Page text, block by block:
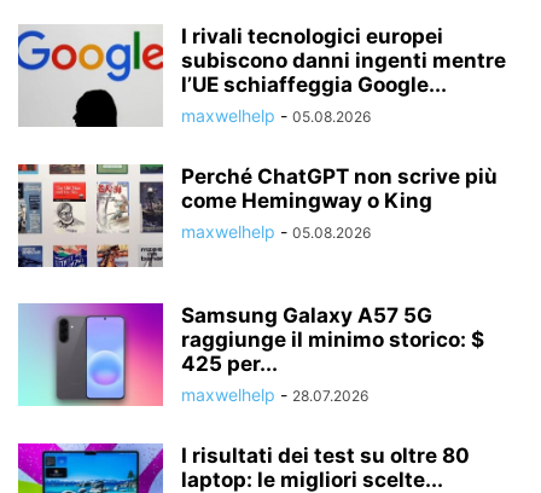
I rivali tecnologici europei
subiscono danni ingenti mentre
l’UE schiaffeggia Google...
maxwelhelp - 05.08.2026
Perché ChatGPT non scrive più
come Hemingway o King
maxwelhelp - 05.08.2026
Samsung Galaxy A57 5G
raggiunge il minimo storico: $
425 per...
maxwelhelp - 28.07.2026
I risultati dei test su oltre 80
laptop: le migliori scelte...